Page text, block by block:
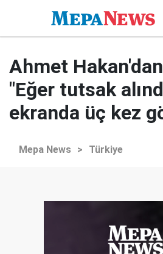
Ahmet
"Eğer tutsak
ekranda üç kez
Mepa News > Türkiye